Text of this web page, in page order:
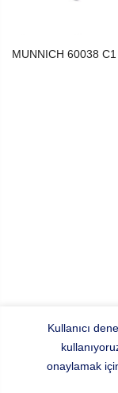
MUNNICH 60038
Kullanıcı
onaylamak